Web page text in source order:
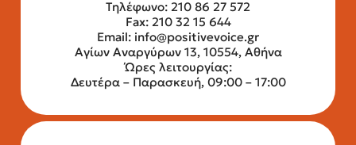
Τηλέφωνο: 210 86 27 572
Fax: 210 32 15 644
Email: info@positivevoice.gr
Αγίων Αναργύρων 13, 10554, Αθήνα
Ώρες λειτουργίας:
Δευτέρα – Παρασκευή, 09:00 – 17:00